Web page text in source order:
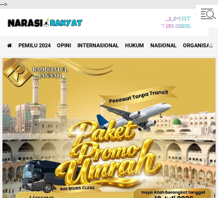
-->
JUM'AT
7 08 2026
PEMILU 2024 OPINI INTERNASIONAL HUKUM NASIONAL ORGANISASI